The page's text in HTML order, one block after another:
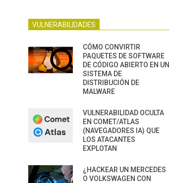
VULNERABILIDADES
CÓMO CONVIRTIR
PAQUETES DE SOFTWARE
DE CÓDIGO ABIERTO EN UN
SISTEMA DE
DISTRIBUCIÓN DE
MALWARE
VULNERABILIDAD OCULTA
EN COMET/ATLAS
(NAVEGADORES IA) QUE
LOS ATACANTES
EXPLOTAN
¿HACKEAR UN MERCEDES
O VOLKSWAGEN CON